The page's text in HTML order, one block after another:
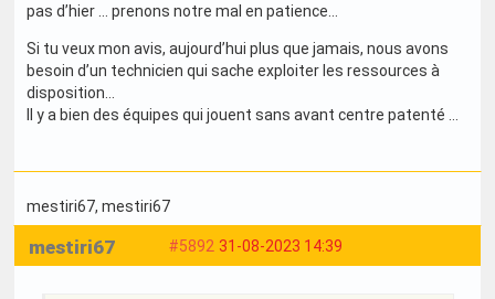
pas d’hier … prenons notre mal en patience…
Si tu veux mon avis, aujourd’hui plus que jamais, nous avons
besoin d’un technicien qui sache exploiter les ressources à
disposition…
Il y a bien des équipes qui jouent sans avant centre patenté …
mestiri67, mestiri67
#5892 31-08-2023 14:39
mestiri67